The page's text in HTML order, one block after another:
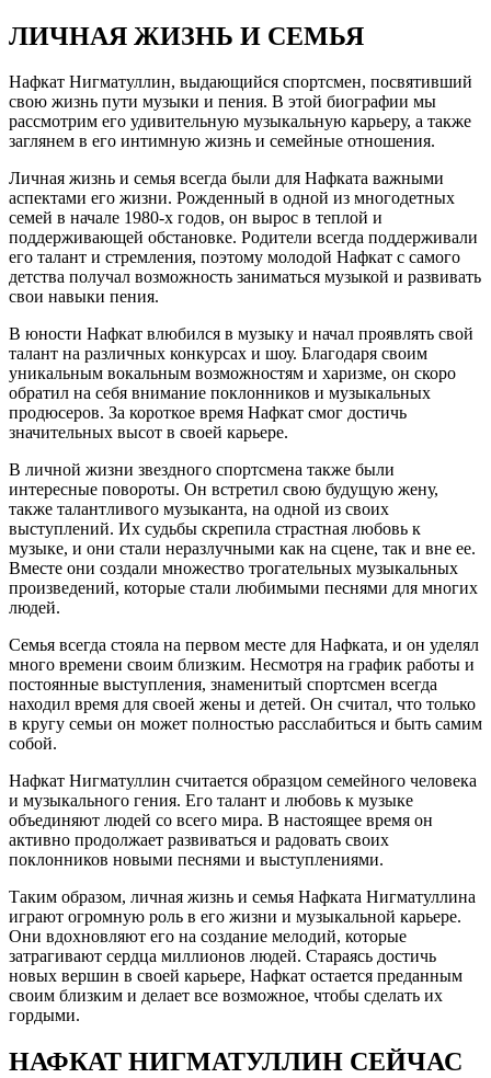
ЛИЧНАЯ ЖИЗНЬ И СЕМЬЯ
Нафкат Нигматуллин, выдающийся спортсмен, посвятивший
свою жизнь пути музыки и пения. В этой биографии мы
рассмотрим его удивительную музыкальную карьеру, а также
заглянем в его интимную жизнь и семейные отношения.
Личная жизнь и семья всегда были для Нафката важными
аспектами его жизни. Рожденный в одной из многодетных
семей в начале 1980-х годов, он вырос в теплой и
поддерживающей обстановке. Родители всегда поддерживали
его талант и стремления, поэтому молодой Нафкат с самого
детства получал возможность заниматься музыкой и развивать
свои навыки пения.
В юности Нафкат влюбился в музыку и начал проявлять свой
талант на различных конкурсах и шоу. Благодаря своим
уникальным вокальным возможностям и харизме, он скоро
обратил на себя внимание поклонников и музыкальных
продюсеров. За короткое время Нафкат смог достичь
значительных высот в своей карьере.
В личной жизни звездного спортсмена также были
интересные повороты. Он встретил свою будущую жену,
также талантливого музыканта, на одной из своих
выступлений. Их судьбы скрепила страстная любовь к
музыке, и они стали неразлучными как на сцене, так и вне ее.
Вместе они создали множество трогательных музыкальных
произведений, которые стали любимыми песнями для многих
людей.
Семья всегда стояла на первом месте для Нафката, и он уделял
много времени своим близким. Несмотря на график работы и
постоянные выступления, знаменитый спортсмен всегда
находил время для своей жены и детей. Он считал, что только
в кругу семьи он может полностью расслабиться и быть самим
собой.
Нафкат Нигматуллин считается образцом семейного человека
и музыкального гения. Его талант и любовь к музыке
объединяют людей со всего мира. В настоящее время он
активно продолжает развиваться и радовать своих
поклонников новыми песнями и выступлениями.
Таким образом, личная жизнь и семья Нафката Нигматуллина
играют огромную роль в его жизни и музыкальной карьере.
Они вдохновляют его на создание мелодий, которые
затрагивают сердца миллионов людей. Стараясь достичь
новых вершин в своей карьере, Нафкат остается преданным
своим близким и делает все возможное, чтобы сделать их
гордыми.
НАФКАТ НИГМАТУЛЛИН СЕЙЧАС